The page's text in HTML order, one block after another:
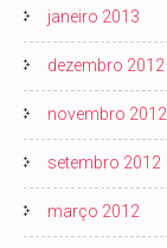
janeiro 2013
dezembro 2012
novembro 2012
setembro 2012
março 2012